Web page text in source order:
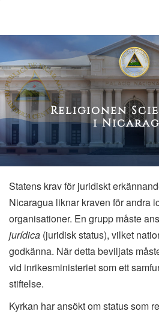
Religionen
i
Statens krav för juridiskt
Nicaragua liknar kraven för andra
organisationer. En grupp måste
jurídica (juridisk status), vilket
godkänna. När detta beviljats
vid inrikesministeriet som ett
stiftelse.
Kyrkan har ansökt om status som